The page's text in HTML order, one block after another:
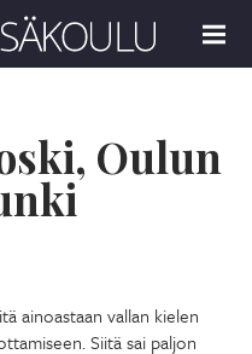
MENU
Oulun
ainoastaan vallan kielen
Siitä sai paljon